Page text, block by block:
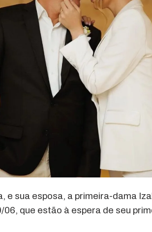
e sua esposa, a primeira-dama
que estão à espera de seu